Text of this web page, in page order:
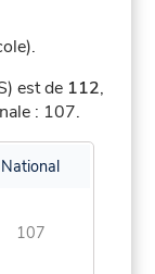
est de 112,
: 107.
National
107